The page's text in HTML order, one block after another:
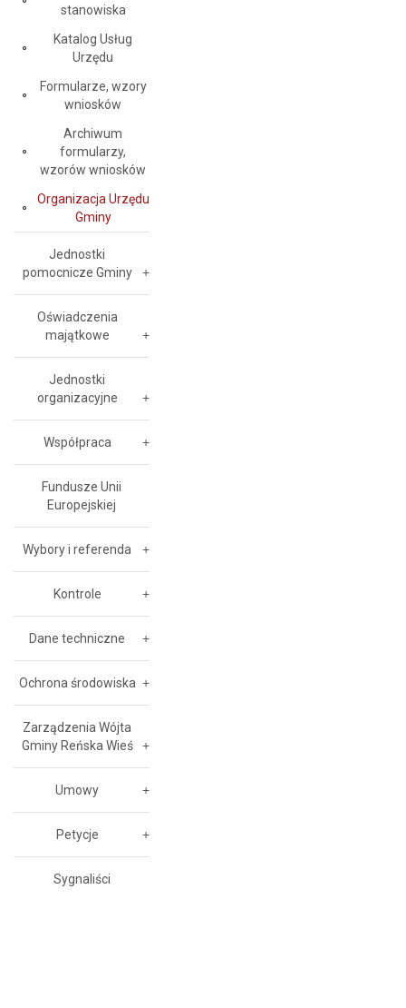
stanowiska
Katalog Usług
Urzędu
Formularze, wzory
wniosków
Archiwum
formularzy,
wzorów wniosków
Organizacja Urzędu
Gminy
Jednostki
pomocnicze Gminy
Oświadczenia
majątkowe
Jednostki
organizacyjne
Współpraca
Fundusze Unii
Europejskiej
Wybory i referenda
Kontrole
Dane techniczne
Ochrona środowiska
Zarządzenia Wójta
Gminy Reńska Wieś
Umowy
Petycje
Sygnaliści